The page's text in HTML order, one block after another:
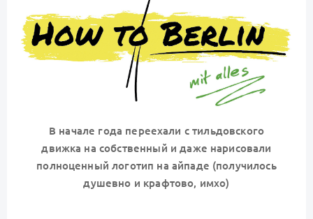
В начале года переехали с тильдовского
движка на собственный и даже нарисовали
полноценный логотип на айпаде (получилось
душевно и крафтово, имхо)